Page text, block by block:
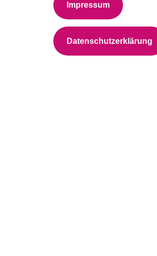
Impressum
Datenschutzerklärung